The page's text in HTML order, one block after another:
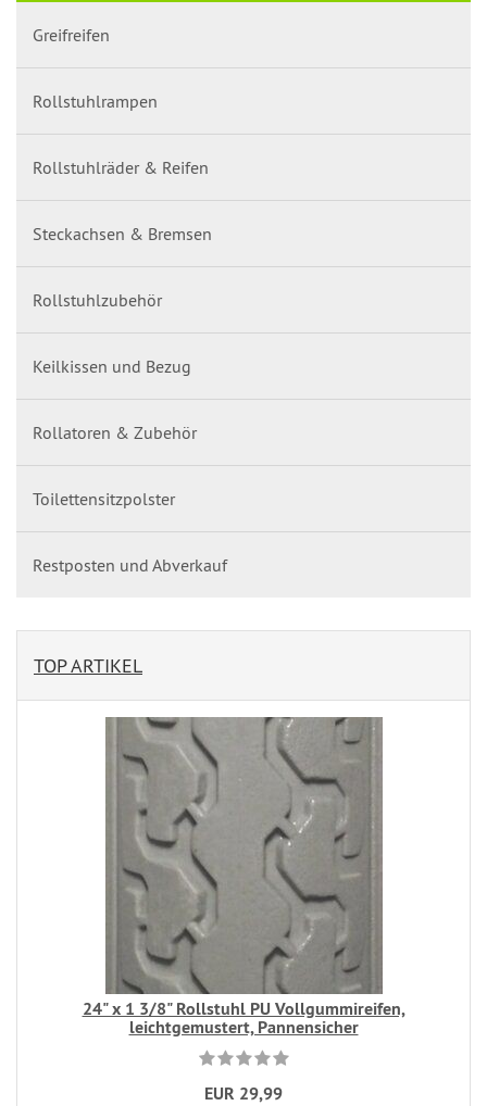
Greifreifen
Rollstuhlrampen
Rollstuhlräder & Reifen
Steckachsen & Bremsen
Rollstuhlzubehör
Keilkissen und Bezug
Rollatoren & Zubehör
Toilettensitzpolster
Restposten und Abverkauf
TOP ARTIKEL
24" x 1 3/8" Rollstuhl PU Vollgummireifen,
leichtgemustert, Pannensicher
EUR 29,99